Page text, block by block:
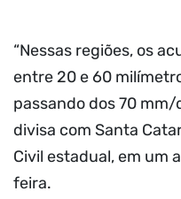
“Nessas regiões, os
entre 20 e 60
passando dos 70
divisa com Santa
Civil estadual, em um
feira.